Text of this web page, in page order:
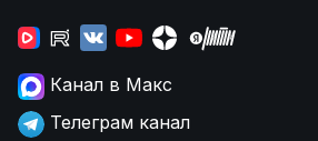
Канал в Макс
Телеграм канал